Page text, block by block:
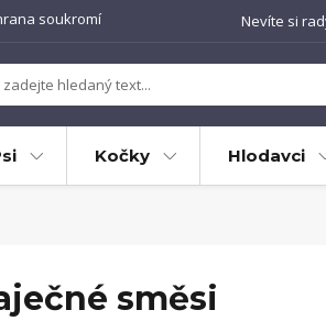
soukromí Nevíte si
Kočky Hlodavci
směsi